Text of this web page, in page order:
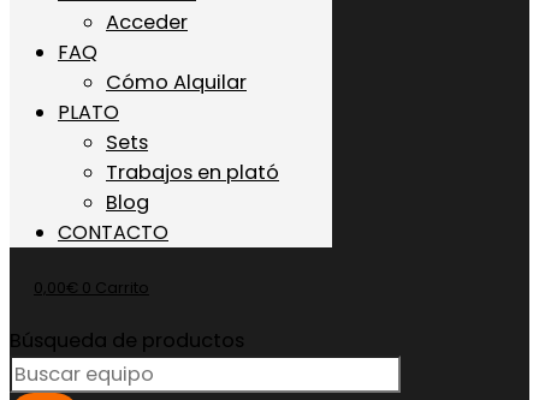
Acceder
FAQ
Cómo Alquilar
PLATO
Sets
Trabajos en plató
Blog
CONTACTO
0,00€ 0 Carrito
Búsqueda de productos